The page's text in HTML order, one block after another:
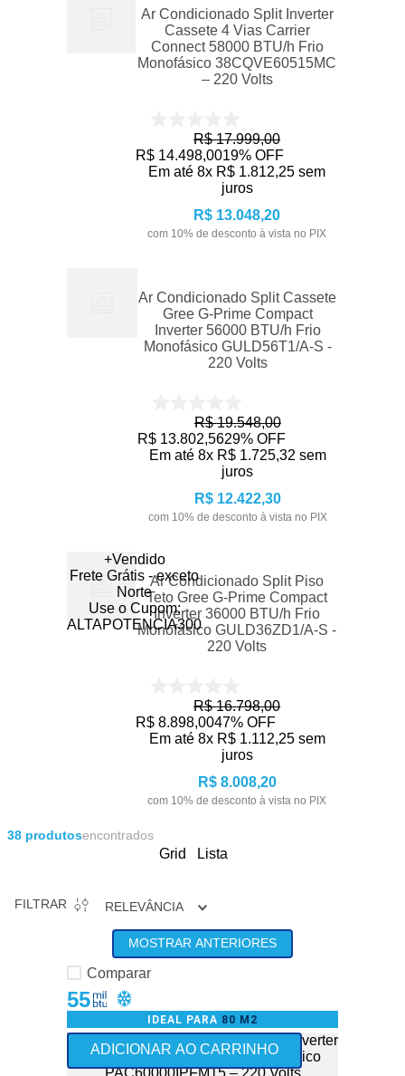
Ar Condicionado Split Inverter
Cassete 4 Vias Carrier
Connect 58000 BTU/h Frio
Monofásico 38CQVE60515MC
– 220 Volts
R$ 17.999,00
R$ 14.498,0019% OFF
Em até8x R$ 1.812,25 sem
juros
R$ 13.048,20
com 10% de desconto à vista no PIX
Ar Condicionado Split Cassete
Gree G-Prime Compact
Inverter 56000 BTU/h Frio
Monofásico GULD56T1/A-S -
220 Volts
R$ 19.548,00
R$ 13.802,5629%OFF
Em até 8x R$ 1.725,32 sem
juros
R$ 12.422,30
com 10% de desconto à vista no PIX
+Vendido
Frete Grátis - exceto
Norte
Use o Cupom:
ALTAPOTENCIA300
Ar Condicionado Split Piso
Teto Gree G-Prime Compact
Inverter 36000 BTU/h Frio
Monofásico GULD36ZD1/A-S -
220 Volts
R$ 16.798,00
R$ 8.898,0047% OFF
Em até 8x R$ 1.112,25sem
juros
R$ 8.008,20
com 10% de desconto à vista no PIX
38 produtosencontrados
Grid Lista
FILTRAR RELEVÂNCIA
MOSTRAR ANTERIORES
Comparar
55
IDEAL PARA 80 M2
Use o Cupom: ALTAPOTENCIA300
ADICIONAR AO CARRINHO